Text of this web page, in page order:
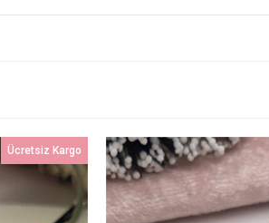
Ücretsiz Kargo